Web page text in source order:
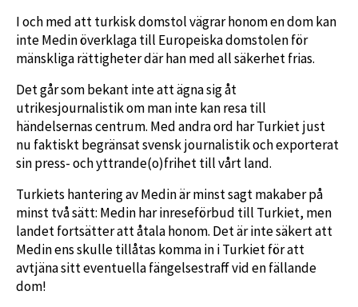
I och med att turkisk domstol vägrar honom en dom kan
inte Medin överklaga till Europeiska domstolen för
mänskliga rättigheter där han med all säkerhet frias.
Det går som bekant inte att ägna sig åt
utrikesjournalistik om man inte kan resa till
händelsernas centrum. Med andra ord har Turkiet just
nu faktiskt begränsat svensk journalistik och exporterat
sin press- och yttrande(o)frihet till vårt land.
Turkiets hantering av Medin är minst sagt makaber på
minst två sätt: Medin har inreseförbud till Turkiet, men
landet fortsätter att åtala honom. Det är inte säkert att
Medin ens skulle tillåtas komma in i Turkiet för att
avtjäna sitt eventuella fängelsestraff vid en fällande
dom!